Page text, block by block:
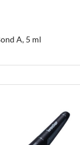
A, 5 ml